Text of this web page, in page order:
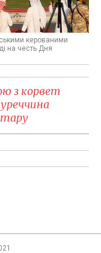
керованими
на честь Дня
з корвет